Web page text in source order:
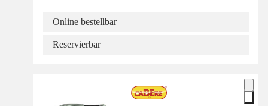
Online bestellbar
Reservierbar